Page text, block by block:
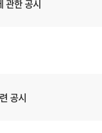
관한 공시
공시